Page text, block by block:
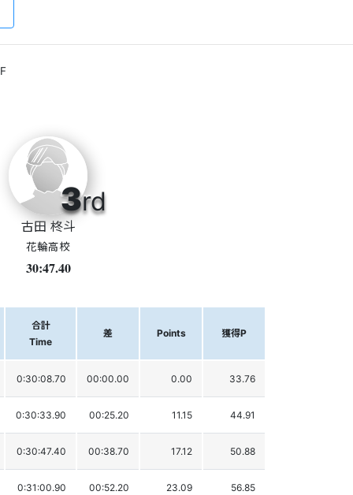
3rd
古田 柊斗
花輪高校
30:47.40
合計
Time
差 Points 獲得P
0:30:08.70 00:00.00 0.00 33.76
0:30:33.90 00:25.20 11.15 44.91
0:30:47.40 00:38.70 17.12 50.88
0:31:00.90 00:52.20 23.09 56.85